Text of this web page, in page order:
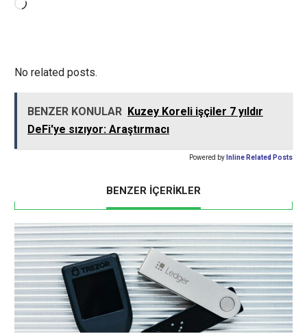
Yükleniyor...
No related posts.
BENZER KONULAR Kuzey Koreli işçiler 7 yıldır
DeFi'ye sızıyor: Araştırmacı
Powered by Inline Related Posts
BENZER İÇERİKLER